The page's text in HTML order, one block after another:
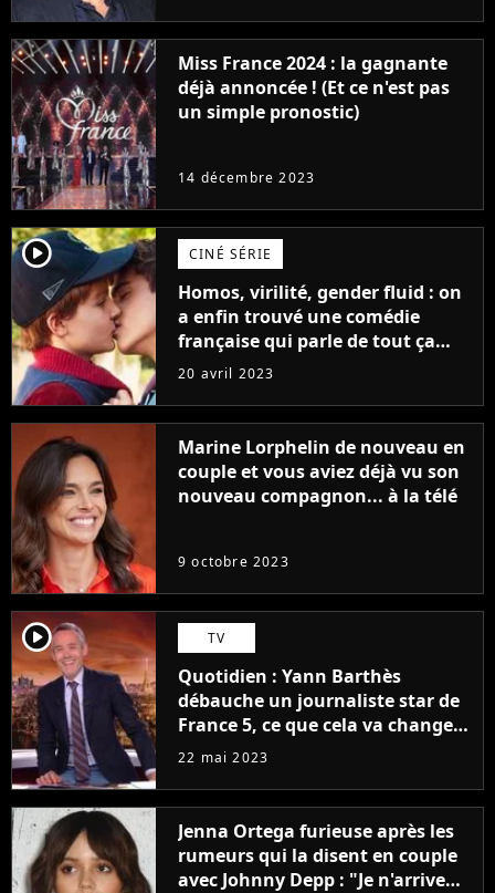
Miss France 2024 : la gagnante
déjà annoncée ! (Et ce n'est pas
un simple pronostic)
14 décembre 2023
player2 CINÉ SÉRIE
Homos, virilité, gender fluid : on
a enfin trouvé une comédie
française qui parle de tout ça
sans être super ringarde
20 avril 2023
Marine Lorphelin de nouveau en
couple et vous aviez déjà vu son
nouveau compagnon... à la télé
9 octobre 2023
player2 TV
Quotidien : Yann Barthès
débauche un journaliste star de
France 5, ce que cela va changer
à la rentrée
22 mai 2023
Jenna Ortega furieuse après les
rumeurs qui la disent en couple
avec Johnny Depp : "Je n'arrive